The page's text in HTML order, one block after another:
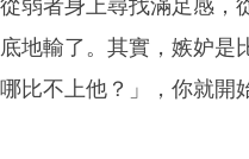
弱者身上尋找滿足感，
地輸了。其實，嫉妒是
比不上他？」，你就